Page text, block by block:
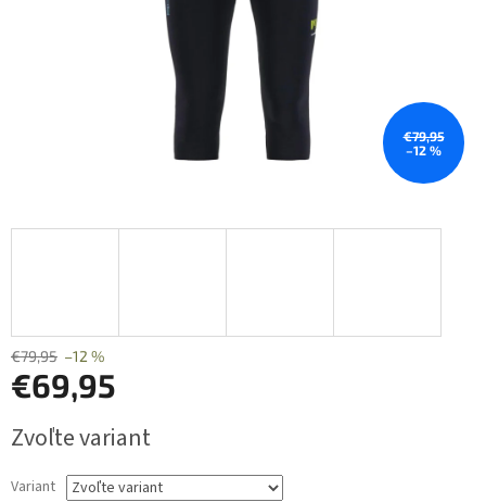
€79,95
–12 %
€79,95 –12 %
€69,95
cena:
Zvoľte variant
Variant